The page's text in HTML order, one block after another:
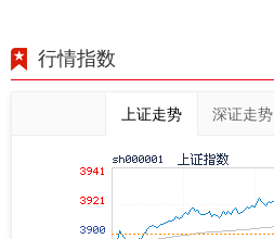
行情指数
上证走势 深证走势